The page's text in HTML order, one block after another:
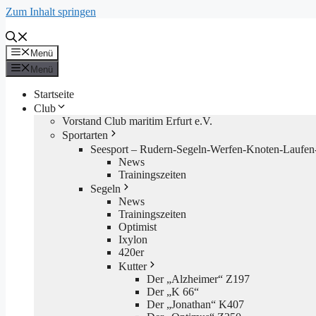
Zum Inhalt springen
Menü
Menü
Startseite
Club
Vorstand Club maritim Erfurt e.V.
Sportarten
Seesport – Rudern-Segeln-Werfen-Knoten-
News
Trainingszeiten
Segeln
News
Trainingszeiten
Optimist
Ixylon
420er
Kutter
Der „Alzheimer“ Z197
Der „K 66“
Der „Jonathan“ K407